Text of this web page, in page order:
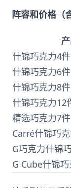
阵容和价格（
什锦巧克力4
什锦巧克力6
什锦巧克力8
什锦巧克力12
精选巧克力7
Carré什锦巧
G巧克力什锦
G Cube什锦